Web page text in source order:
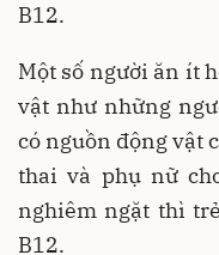
B12.
Một số người ăn ít
vật như những
có nguồn động vật
thai và phụ nữ
nghiêm ngặt thì
B12.